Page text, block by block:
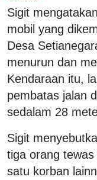
Sigit
mobil yang
Desa
menurun dan
Kendaraan itu,
pembatas jalan
sedalam 28
Sigit
tiga orang
satu korban